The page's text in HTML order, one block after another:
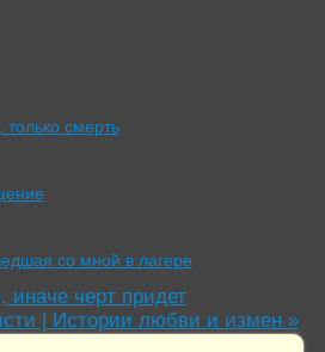
смерть
со мной в лагере
иначе черт придет
| Истории любви и измен »